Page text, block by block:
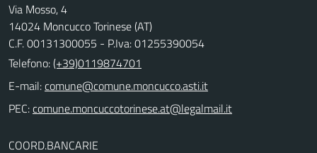
Via Mosso, 4
14024 Moncucco Torinese (AT)
C.F. 00131300055 - P.Iva: 01255390054
Telefono:(+39)0119874701
E-mail:comune@comune.moncucco.asti.it
PEC:comune.moncuccotorinese.at@legalmail.it
COORD.BANCARIE